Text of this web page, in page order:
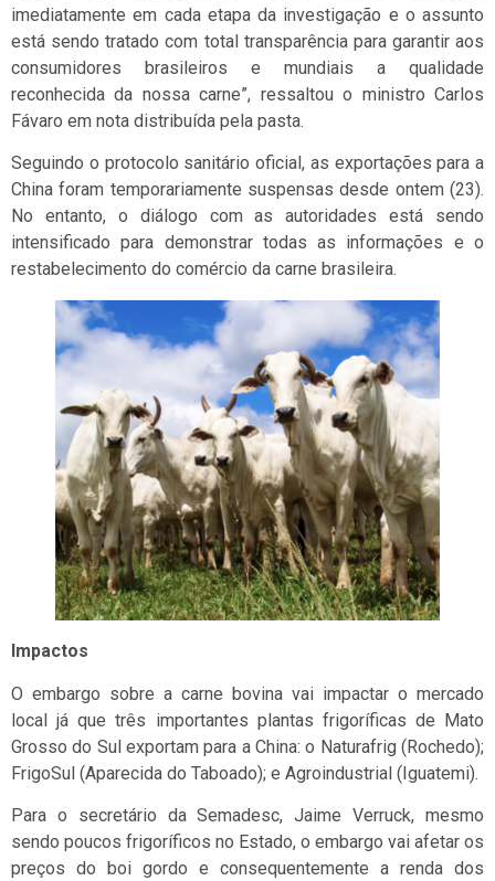
imediatamente em cada etapa da investigação e o assunto
está sendo tratado com total transparência para garantir aos
consumidores brasileiros e mundiais a qualidade
reconhecida da nossa carne”, ressaltou o ministro Carlos
Fávaro em nota distribuída pela pasta.
Seguindo o protocolo sanitário oficial, as exportações para a
China foram temporariamente suspensas desde ontem (23).
No entanto, o diálogo com as autoridades está sendo
intensificado para demonstrar todas as informações e o
restabelecimento do comércio da carne brasileira.
Impactos
O embargo sobre a carne bovina vai impactar o mercado
local já que três importantes plantas frigoríficas de Mato
Grosso do Sul exportam para a China: o Naturafrig (Rochedo);
FrigoSul (Aparecida do Taboado); e Agroindustrial (Iguatemi).
Para o secretário da Semadesc, Jaime Verruck, mesmo
sendo poucos frigoríficos no Estado, o embargo vai afetar os
preços do boi gordo e consequentemente a renda dos